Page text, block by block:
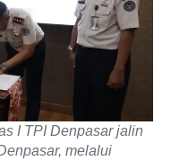
I TPI Denpasar jalin
melalui